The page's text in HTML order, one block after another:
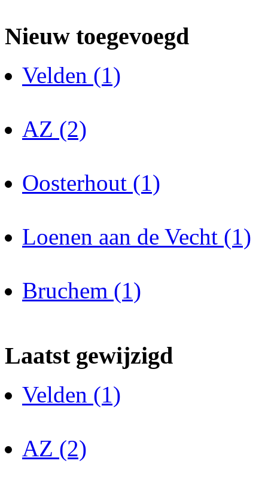
Nieuw toegevoegd
Velden (1)
AZ (2)
Oosterhout (1)
Loenen aan de Vecht (1)
Bruchem (1)
Laatst gewijzigd
Velden (1)
AZ (2)